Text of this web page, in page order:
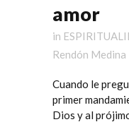
amor
in
Rendón Medina
Cuando le
primer
Dios y al